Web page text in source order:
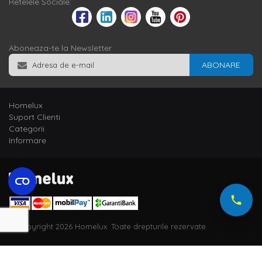
Aboneaza-te la Newsletter
ABONARE
Homelux
Suport Clienti
Categorii
Informare
© Copyright 2026 Homelux. Toate drepturile rezervate.